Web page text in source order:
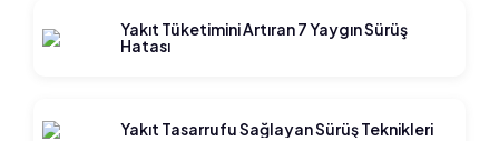
Yakıt Tüketimini Artıran 7 Yaygın Sürüş
Hatası
Yakıt Tasarrufu Sağlayan Sürüş Teknikleri